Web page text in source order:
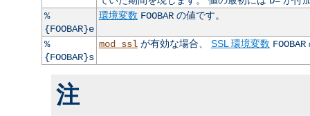
%
{FOOBAR}e
環境変数 FOOBARの値です。
%
{FOOBAR}s
mod_ssl が有効な場合、 SSL 環境変数 FOOBAR
注